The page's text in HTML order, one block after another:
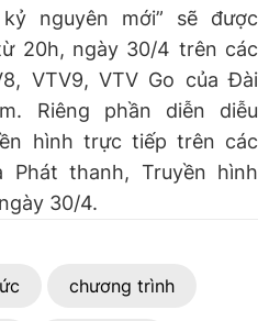
nguyên mới” sẽ được
20h, ngày 30/4 trên các
VTV9, VTV Go của Đài
Riêng phần diễn diễu
hình trực tiếp trên các
thanh, Truyền hình
30/4.
chương trình